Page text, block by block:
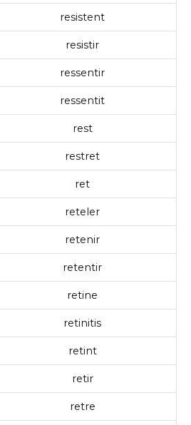
resistent
resistir
ressentir
ressentit
rest
restret
ret
reteler
retenir
retentir
retine
retinitis
retint
retir
retre